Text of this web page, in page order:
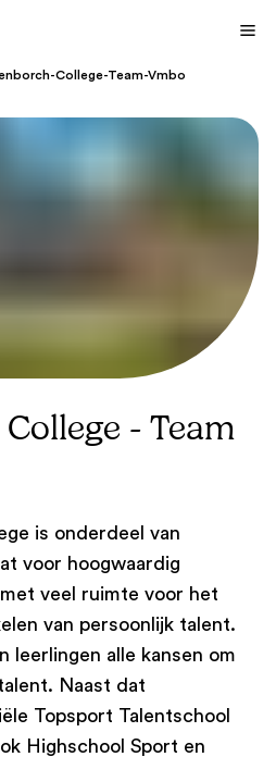
College-Team-Vmbo
- Team
is onderdeel van
voor hoogwaardig
veel ruimte voor het
van persoonlijk talent.
leerlingen alle kansen om
Naast dat
Topsport Talentschool
Highschool Sport en